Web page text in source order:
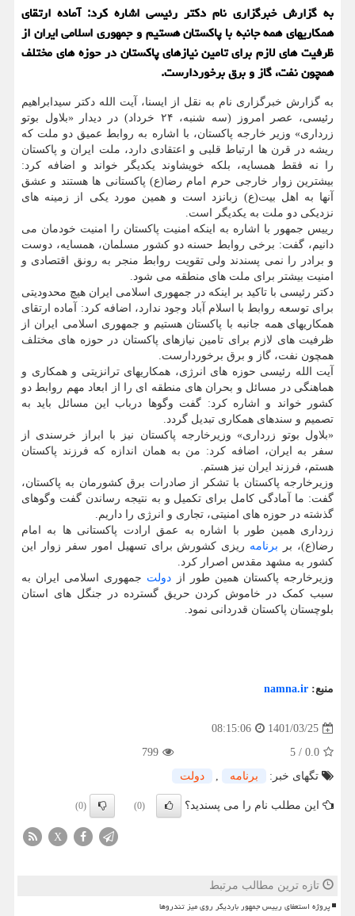
به گزارش خبرگزاری نام دکتر رئیسی اشاره کرد: آماده ارتقای
همکاریهای همه جانبه با پاکستان هستیم و جمهوری اسلامی ایران از
ظرفیت های لازم برای تامین نیازهای پاکستان در حوزه های مختلف
همچون نفت، گاز و برق برخوردارست.
به گزارش خبرگزاری نام به نقل از ایسنا، آیت الله دکتر سیدابراهیم
رئیسی، عصر امروز (سه شنبه، ۲۴ خرداد) در دیدار «بلاول بوتو
زرداری» وزیر خارجه پاکستان، با اشاره به روابط عمیق دو ملت که
ریشه در قرن ها ارتباط قلبی و اعتقادی دارد، ملت ایران و پاکستان
را نه فقط همسایه، بلکه خویشاوند یکدیگر خواند و اضافه کرد:
بیشترین زوار خارجی حرم امام رضا(ع) پاکستانی ها هستند و عشق
آنها به اهل بیت(ع) زبانزد است و همین مورد یکی از زمینه های
نزدیکی دو ملت به یکدیگر است.
رییس جمهور با اشاره به اینکه امنیت پاکستان را امنیت خودمان می
دانیم، گفت: برخی روابط حسنه دو کشور مسلمان، همسایه، دوست
و برادر را نمی پسندند ولی تقویت روابط منجر به رونق اقتصادی و
امنیت بیشتر برای ملت های منطقه می شود.
دکتر رئیسی با تاکید بر اینکه در جمهوری اسلامی ایران هیچ محدودیتی
برای توسعه روابط با اسلام آباد وجود ندارد، اضافه کرد: آماده ارتقای
همکاریهای همه جانبه با پاکستان هستیم و جمهوری اسلامی ایران از
ظرفیت های لازم برای تامین نیازهای پاکستان در حوزه های مختلف
همچون نفت، گاز و برق برخوردارست.
آیت الله رئیسی حوزه های انرژی، همکاریهای ترانزیتی و همکاری و
هماهنگی در مسائل و بحران های منطقه ای را از ابعاد مهم روابط دو
کشور خواند و اشاره کرد: گفت وگوها درباب این مسائل باید به
تصمیم و سندهای همکاری تبدیل گردد.
«بلاول بوتو زرداری» وزیرخارجه پاکستان نیز با ابراز خرسندی از
سفر به ایران، اضافه کرد: من به همان اندازه که فرزند پاکستان
هستم، فرزند ایران نیز هستم.
وزیرخارجه پاکستان با تشکر از صادرات برق کشورمان به پاکستان،
گفت: ما آمادگی کامل برای تکمیل و به نتیجه رساندن گفت وگوهای
گذشته در حوزه های امنیتی، تجاری و انرژی را داریم.
زرداری همین طور با اشاره به عمق ارادت پاکستانی ها به امام
رضا(ع)، بر برنامه ریزی کشورش برای تسهیل امور سفر زوار این
کشور به مشهد مقدس اصرار کرد.
وزیرخارجه پاکستان همین طور از دولت جمهوری اسلامی ایران به
سبب کمک در خاموش کردن حریق گسترده در جنگل های استان
بلوچستان پاکستان قدردانی نمود.
منبع: namna.ir
1401/03/25
08:15:06
0.0
/
5
799
تگهای خبر:
برنامه , دولت
این مطلب نام را می پسندید؟ (0)
(0)
X
تازه ترین مطالب مرتبط
پروژه استعفای رییس جمهور باردیگر روی میز تندروها